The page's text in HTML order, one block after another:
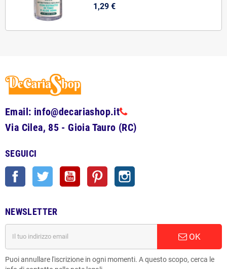
1,29 €
Email: info@decariashop.it
Via Cilea, 85 - Gioia Tauro (RC)
SEGUICI
Facebook Twitter YouTube Pinterest
NEWSLETTER
OK
Puoi annullare l'iscrizione in ogni momenti. A questo scopo, cerca le